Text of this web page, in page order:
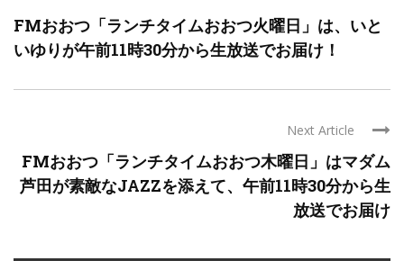
FMおおつ「ランチタイムおおつ火曜日」は、いと
いゆりが午前11時30分から生放送でお届け！
Next Article
FMおおつ「ランチタイムおおつ木曜日」はマダム
芦田が素敵なJAZZを添えて、午前11時30分から生
放送でお届け